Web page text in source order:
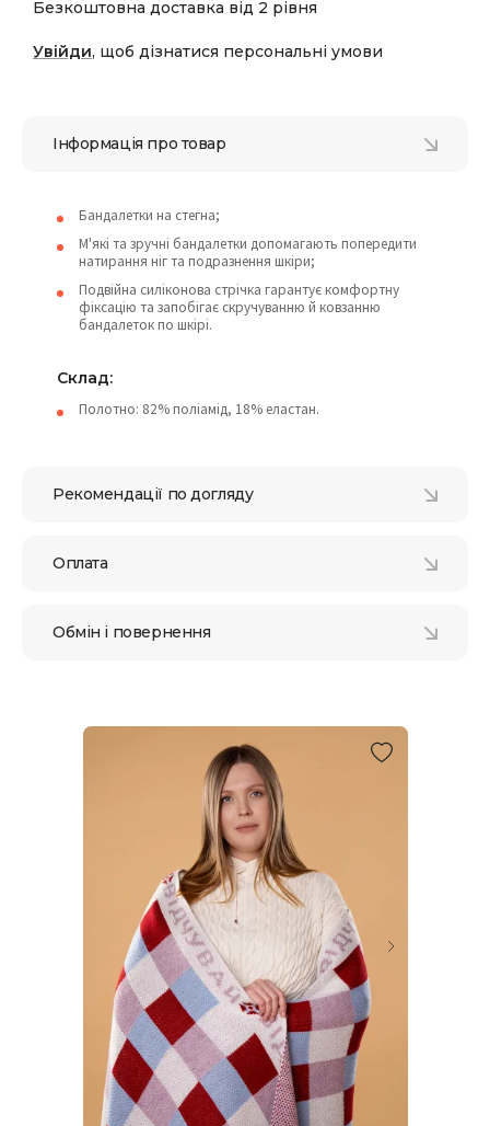
Безкоштовна доставка від 2 рівня
Увійди, щоб дізнатися персональні умови
Інформація про товар
Бандалетки на стегна;
М'які та зручні бандалетки допомагають попередити
натирання ніг та подразнення шкіри;
Подвійна силіконова стрічка гарантує комфортну
фіксацію та запобігає скручуванню й ковзанню
бандалеток по шкірі.
Склад:
Полотно: 82% поліамід, 18% еластан.
Рекомендації по догляду
Оплата
Обмін і повернення